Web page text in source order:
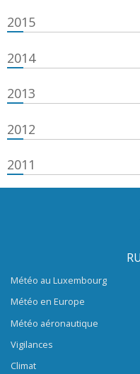
2015
2014
2013
2012
2011
Météo au Luxembourg
Météo en Europe
Météo aéronautique
Vigilances
Climat